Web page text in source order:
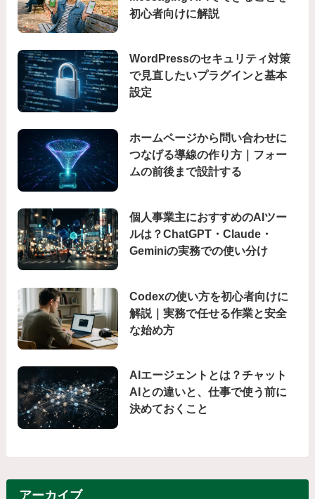
初心者向けに解説
WordPressのセキュリティ対策
で見直したいプラグインと基本
設定
ホームページから問い合わせに
つなげる導線の作り方｜フォー
ムの前後まで設計する
個人事業主におすすめのAIツー
ルは？ChatGPT・Claude・
Geminiの実務での使い分け
Codexの使い方を初心者向けに
解説｜実務で任せる作業と安全
な始め方
AIエージェントとは？チャット
AIとの違いと、仕事で使う前に
決めておくこと
アーカイブ